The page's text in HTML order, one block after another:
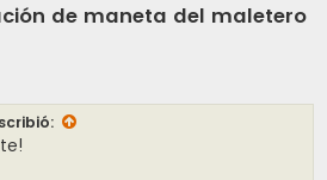
de maneta del maletero